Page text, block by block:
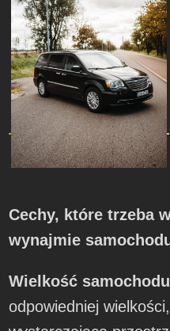
Cechy, które trzeba
wynajmie
Wielkość
odpowiedniej